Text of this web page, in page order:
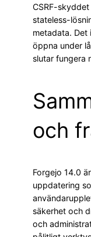
CSRF-
stateless-
metadata. Det
öppna under
slutar fungera
och
Forgejo 14.0
uppdatering
säkerhet och
och